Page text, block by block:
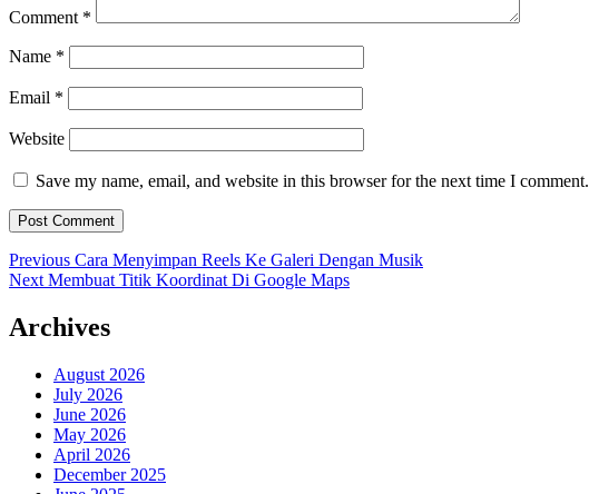
Comment *
Name *
Email *
Website
Save my name, email, and website in this browser for the next time I comment.
Post
navigation
Previous Previous
post:
Cara Menyimpan Reels Ke Galeri Dengan Musik
Next Next
Membuat Titik Koordinat Di Google Maps
Archives
August 2026
July 2026
June 2026
May 2026
April 2026
December 2025